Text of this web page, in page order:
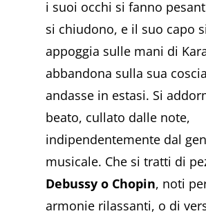
i suoi occhi si fanno
si chiudono, e il suo capo si
appoggia sulle mani di
abbandona sulla sua
andasse in estasi. Si
beato, cullato dalle note,
indipendentemente dal
musicale. Che si tratti di
Debussy o Chopin, noti
armonie rilassanti, o di